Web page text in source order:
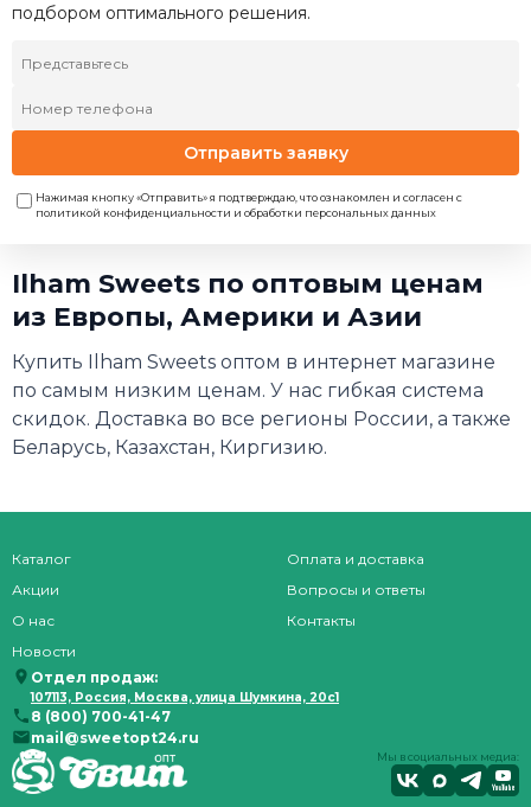
подбором оптимального решения.
Отправить заявку
Нажимая кнопку «Отправить» я подтверждаю, что ознакомлен и согласен с
политикой конфиденциальности и обработки персональных данных
Ilham Sweets по оптовым ценам
из Европы, Америки и Азии
Купить Ilham Sweets оптом в интернет магазине
по самым низким ценам. У нас гибкая система
скидок. Доставка во все регионы России, а также
Беларусь, Казахстан, Киргизию.
Каталог
Акции
О нас
Новости
Оплата и доставка
Вопросы и ответы
Контакты
Отдел продаж:
107113, Россия, Москва, улица Шумкина, 20с1
8 (800) 700-41-47
mail@sweetopt24.ru
Мы в социальных медиа: